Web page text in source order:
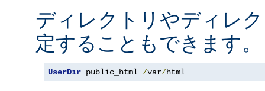
ディレクトリやディレ
定することもできます。
UserDir public_html /var/html